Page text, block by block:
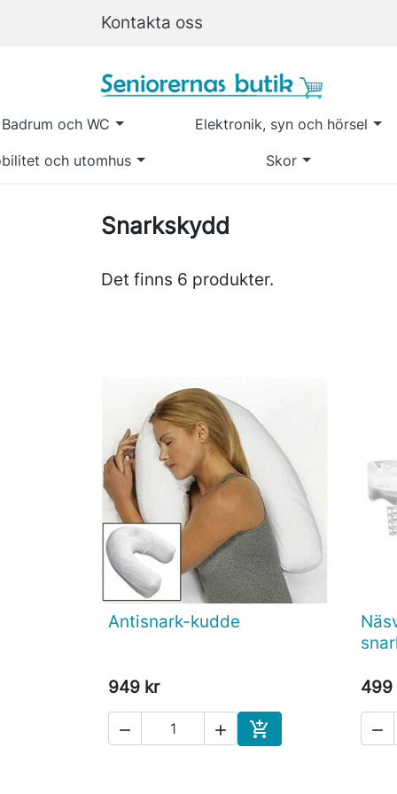
Kontakta oss
Badrum och WC Elektronik, syn och hörsel
och utomhus Skor
Snarkskydd
Det finns 6 produkter.
 Snabbvy
Antisnark-kudde
949 kr
  
Köp
499
